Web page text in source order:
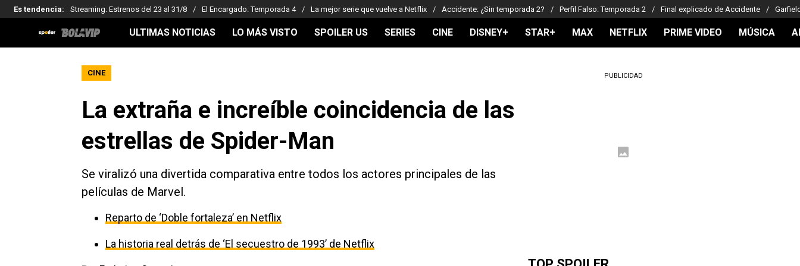
Es tendencia: Streaming: Estrenos del 23 al 31/8 El Encargado: Temporada 4 La mejor serie que vuelve a Netflix Accidente: ¿Sin temporada 2? Perfil Falso: Temporada 2 Final explicado de Accidente
ULTIMAS NOTICIAS LO MÁS VISTO SPOILER US SERIES CINE DISNEY+ STAR+ MAX NETFLIX PRIME VIDEO MÚSICA
CINE
La extraña e increíble coincidencia de las
estrellas de Spider-Man
Se viralizó una divertida comparativa entre todos los actores principales de las
películas de Marvel.
Reparto de ‘Doble fortaleza’ en Netflix
La historia real detrás de ‘El secuestro de 1993’ de Netflix
PUBLICIDAD